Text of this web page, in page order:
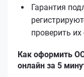
Гарантия
проверить
Как оформить
онлайн за 5